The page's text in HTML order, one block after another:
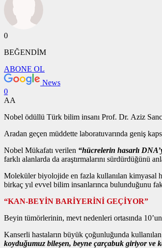
0
BEĞENDİM
ABONE OL
News
0
AA
Nobel ödüllü Türk bilim insanı Prof. Dr. Aziz
Aradan geçen müddette laboratuvarında geniş
Nobel Mükafatı verilen “hücrelerin hasarlı
farklı alanlarda da araştırmalarını sürdürdüğünü
Moleküler biyolojide en fazla kullanılan kimyasal
birkaç yıl evvel bilim insanlarınca bulunduğunu
“KAN-BEYİN BARİYERİNİ GEÇİYOR”
Beyin tümörlerinin, mevt nedenleri ortasında
Kanserli hastaların büyük çoğunluğunda
koyduğumuz bileşen, beyne çarçabuk giriyor ve